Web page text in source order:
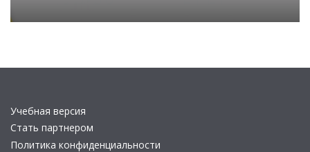
Учебная версия
Стать партнером
Политика конфиденциальности